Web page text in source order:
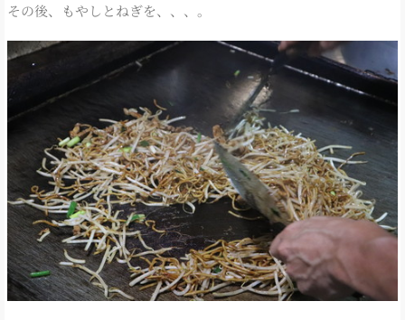
その後、もやしとねぎを、、、。